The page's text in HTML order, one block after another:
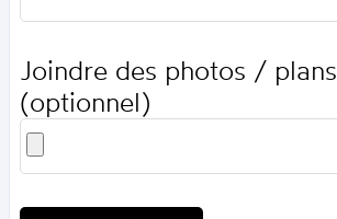
Joindre des photos / plans
(optionnel)